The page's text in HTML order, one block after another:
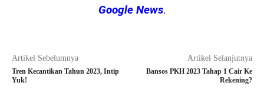
Google News.
Artikel Sebelumnya
Tren Kecantikan Tahun 2023, Intip
Yuk!
Artikel Selanjutnya
Bansos PKH 2023 Tahap 1 Cair Ke
Rekening?